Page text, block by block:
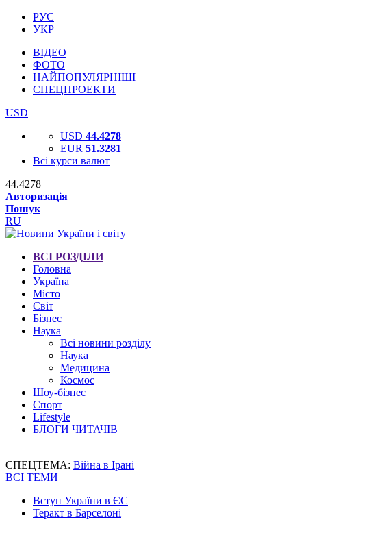
РУС
УКР
ВІДЕО
ФОТО
НАЙПОПУЛЯРНІШІ
СПЕЦПРОЕКТИ
USD
USD 44.4278
EUR 51.3281
Всі курси валют
44.4278
Авторизація
Пошук
RU
ВСІ РОЗДІЛИ
Головна
Україна
Місто
Світ
Бізнес
Наука
Всі новини розділу
Наука
Медицина
Космос
Шоу-бізнес
Спорт
Lifestyle
БЛОГИ ЧИТАЧІВ
СПЕЦТЕМА: Війна в Ірані
ВСІ ТЕМИ
Вступ України в ЄС
Теракт в Барселоні